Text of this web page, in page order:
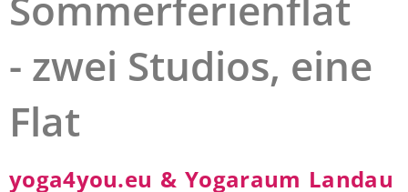
- zwei Studios, eine
Flat
yoga4you.eu & Yogaraum Landau